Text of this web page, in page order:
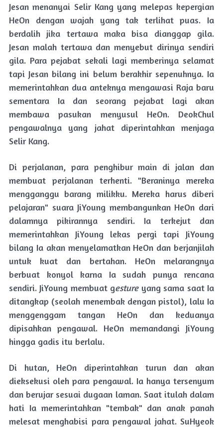
Jesan menanyai Selir Kang yang melepas kepergian
HeOn dengan wajah yang tak terlihat puas. Ia
berdalih jika tertawa maka bisa dianggap gila.
Jesan malah tertawa dan menyebut dirinya sendiri
gila. Para pejabat sekali lagi memberinya selamat
tapi Jesan bilang ini belum berakhir sepenuhnya. Ia
memerintahkan dua anteknya mengawasi Raja baru
sementara Ia dan seorang pejabat lagi akan
membawa pasukan menyusul HeOn. DeokChul
pengawalnya yang jahat diperintahkan menjaga
Selir Kang.
Di perjalanan, para penghibur main di jalan dan
membuat perjalanan terhenti. "Beraninya mereka
mengganggu barang milikku. Mereka harus diberi
pelajaran" suara JiYoung membangunkan HeOn dari
dalamnya pikirannya sendiri. Ia terkejut dan
memerintahkan JiYoung lekas pergi tapi JiYoung
bilang Ia akan menyelamatkan HeOn dan berjanjilah
untuk kuat dan bertahan. HeOn melarangnya
berbuat konyol karna Ia sudah punya rencana
sendiri. JiYoung membuat gestureyang sama saat Ia
ditangkap (seolah menembak dengan pistol), lalu Ia
menggenggam tangan HeOn dan keduanya
dipisahkan pengawal. HeOn memandangi JiYoung
hingga gadis itu berlalu.
Di hutan, HeOn diperintahkan turun dan akan
dieksekusi oleh para pengawal. Ia hanya tersenyum
dan berujar sesuai dugaan laman. Saat itulah dalam
hati Ia memerintahkan "tembak" dan anak panah
melesat menghabisi para pengawal jahat. SuHyeok